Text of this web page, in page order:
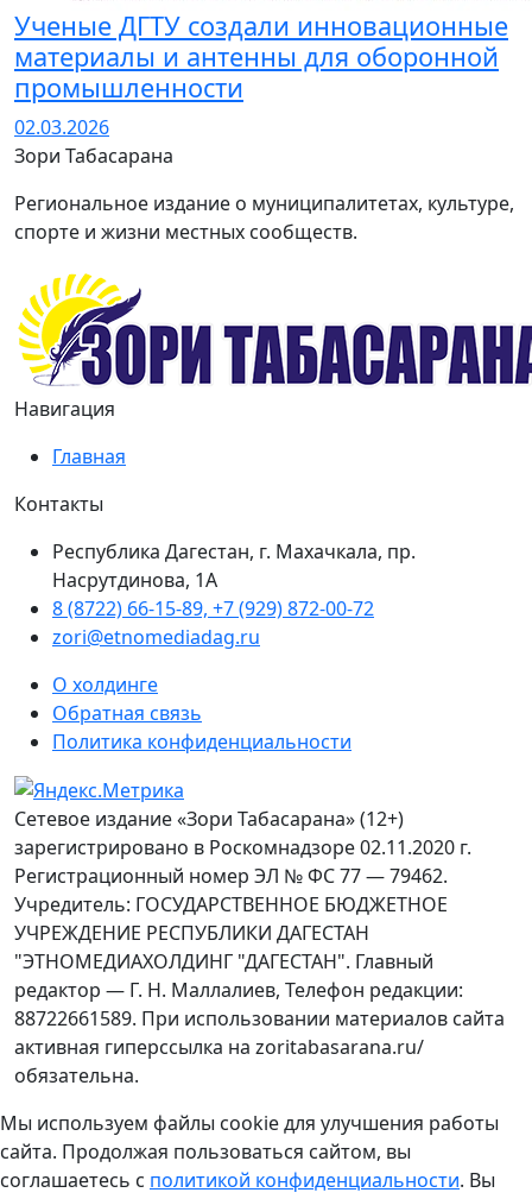
Ученые ДГТУ создали инновационные
материалы и антенны для оборонной
промышленности
02.03.2026
Зори Табасарана
Региональное издание о муниципалитетах, культуре,
спорте и жизни местных сообществ.
Навигация
Главная
Контакты
Республика Дагестан, г. Махачкала, пр.
Насрутдинова, 1А
8 (8722) 66-15-89, +7 (929) 872-00-72
zori@etnomediadag.ru
О холдинге
Обратная связь
Политика конфиденциальности
Сетевое издание «Зори Табасарана» (12+)
зарегистрировано в Роскомнадзоре 02.11.2020 г.
Регистрационный номер ЭЛ № ФС 77 — 79462.
Учредитель: ГОСУДАРСТВЕННОЕ БЮДЖЕТНОЕ
УЧРЕЖДЕНИЕ РЕСПУБЛИКИ ДАГЕСТАН
"ЭТНОМЕДИАХОЛДИНГ "ДАГЕСТАН". Главный
редактор — Г. Н. Маллалиев, Телефон редакции:
88722661589. При использовании материалов сайта
активная гиперссылка на zoritabasarana.ru/
обязательна.
Мы используем файлы cookie для улучшения работы
сайта. Продолжая пользоваться сайтом, вы
соглашаетесь с политикой конфиденциальности. Вы